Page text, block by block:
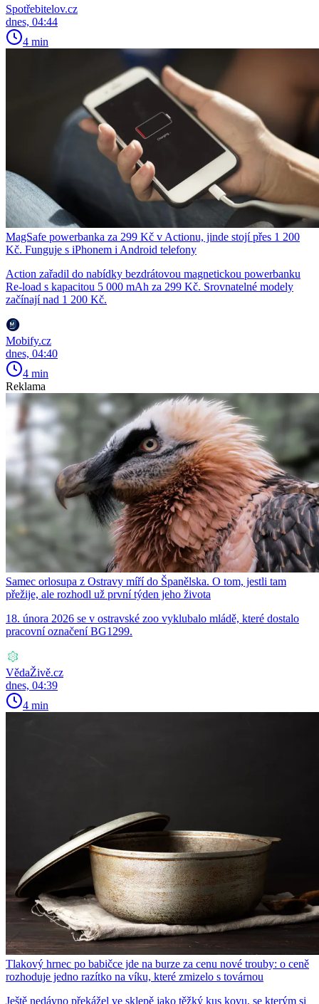
Spotřebitelov.cz
dnes, 04:44
4 min
MagSafe powerbanka za 299 Kč v Actionu, jinde stojí přes 1 200
Kč. Funguje s iPhonem i Android telefony
Action zařadil do nabídky bezdrátovou magnetickou powerbanku
Re-load s kapacitou 5 000 mAh za 299 Kč. Srovnatelné modely
začínají nad 1 200 Kč.
Mobify.cz
dnes, 04:40
4 min
Reklama
Samec orlosupa z Ostravy míří do Španělska. O tom, jestli tam
přežije, ale rozhodl už první týden jeho života
18. února 2026 se v ostravské zoo vyklubalo mládě, které dostalo
pracovní označení BG1299.
VědaŽivě.cz
dnes, 04:39
4 min
Tlakový hrnec po babičce jde na burze za cenu nové trouby: o ceně
rozhoduje jedno razítko na víku, které zmizelo s továrnou
Ještě nedávno překážel ve sklepě jako těžký kus kovu, se kterým si